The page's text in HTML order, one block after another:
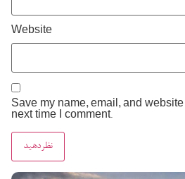
Website
Save my name, email, and
next time I comment.